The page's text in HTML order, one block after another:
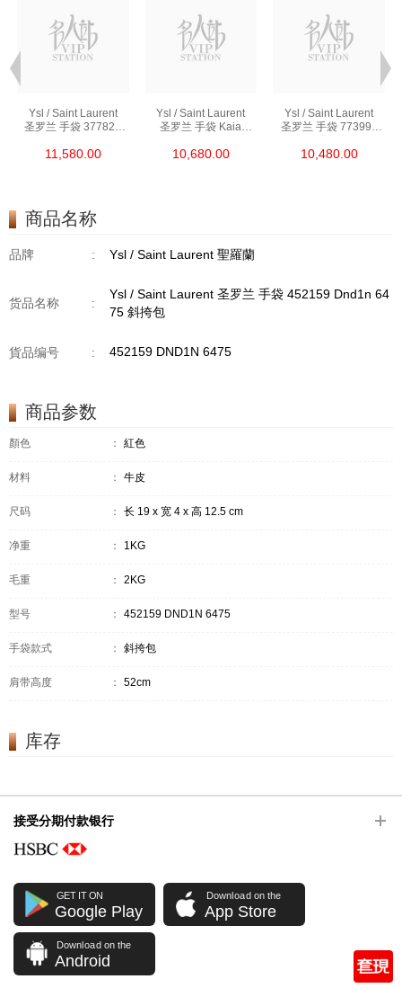
Ysl / Saint Laurent
圣罗兰 手袋 377828
斜挎包
11,580.00
Ysl / Saint Laurent
圣罗兰 手袋 Kaia
单肩包/斜挎包
10,680.00
Ysl / Saint Laurent
圣罗兰 手袋 773995
斜挎包/手提包
10,480.00
商品名称
品牌 : Ysl / Saint Laurent 聖羅蘭
货品名称 :
Ysl / Saint Laurent 圣罗兰 手袋 452159 Dnd1n 64
75 斜挎包
貨品编号 : 452159 DND1N 6475
商品参数
顏色 ： 紅色
材料 ： 牛皮
尺码 ： 长 19 x 宽 4 x 高 12.5 cm
净重 ： 1KG
毛重 ： 2KG
型号 ： 452159 DND1N 6475
手袋款式 ： 斜挎包
肩带高度 ： 52cm
库存
接受分期付款银行
GET IT ON
Google Play
Download on the
App Store
Download on the
Android